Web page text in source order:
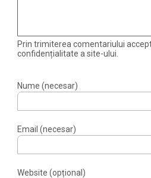
Prin trimiterea comentariului
confidențialitate a site-ului.
Nume (necesar)
Email (necesar)
Website (opțional)